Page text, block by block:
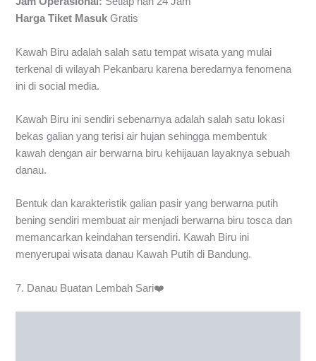
Harga Tiket Masuk Gratis
Kawah Biru adalah salah satu tempat wisata yang mulai
terkenal di wilayah Pekanbaru karena beredarnya fenomena
ini di social media.
Kawah Biru ini sendiri sebenarnya adalah salah satu lokasi
bekas galian yang terisi air hujan sehingga membentuk
kawah dengan air berwarna biru kehijauan layaknya sebuah
danau.
Bentuk dan karakteristik galian pasir yang berwarna putih
bening sendiri membuat air menjadi berwarna biru tosca dan
memancarkan keindahan tersendiri. Kawah Biru ini
menyerupai wisata danau Kawah Putih di Bandung.
7. Danau Buatan Lembah Sari❤️